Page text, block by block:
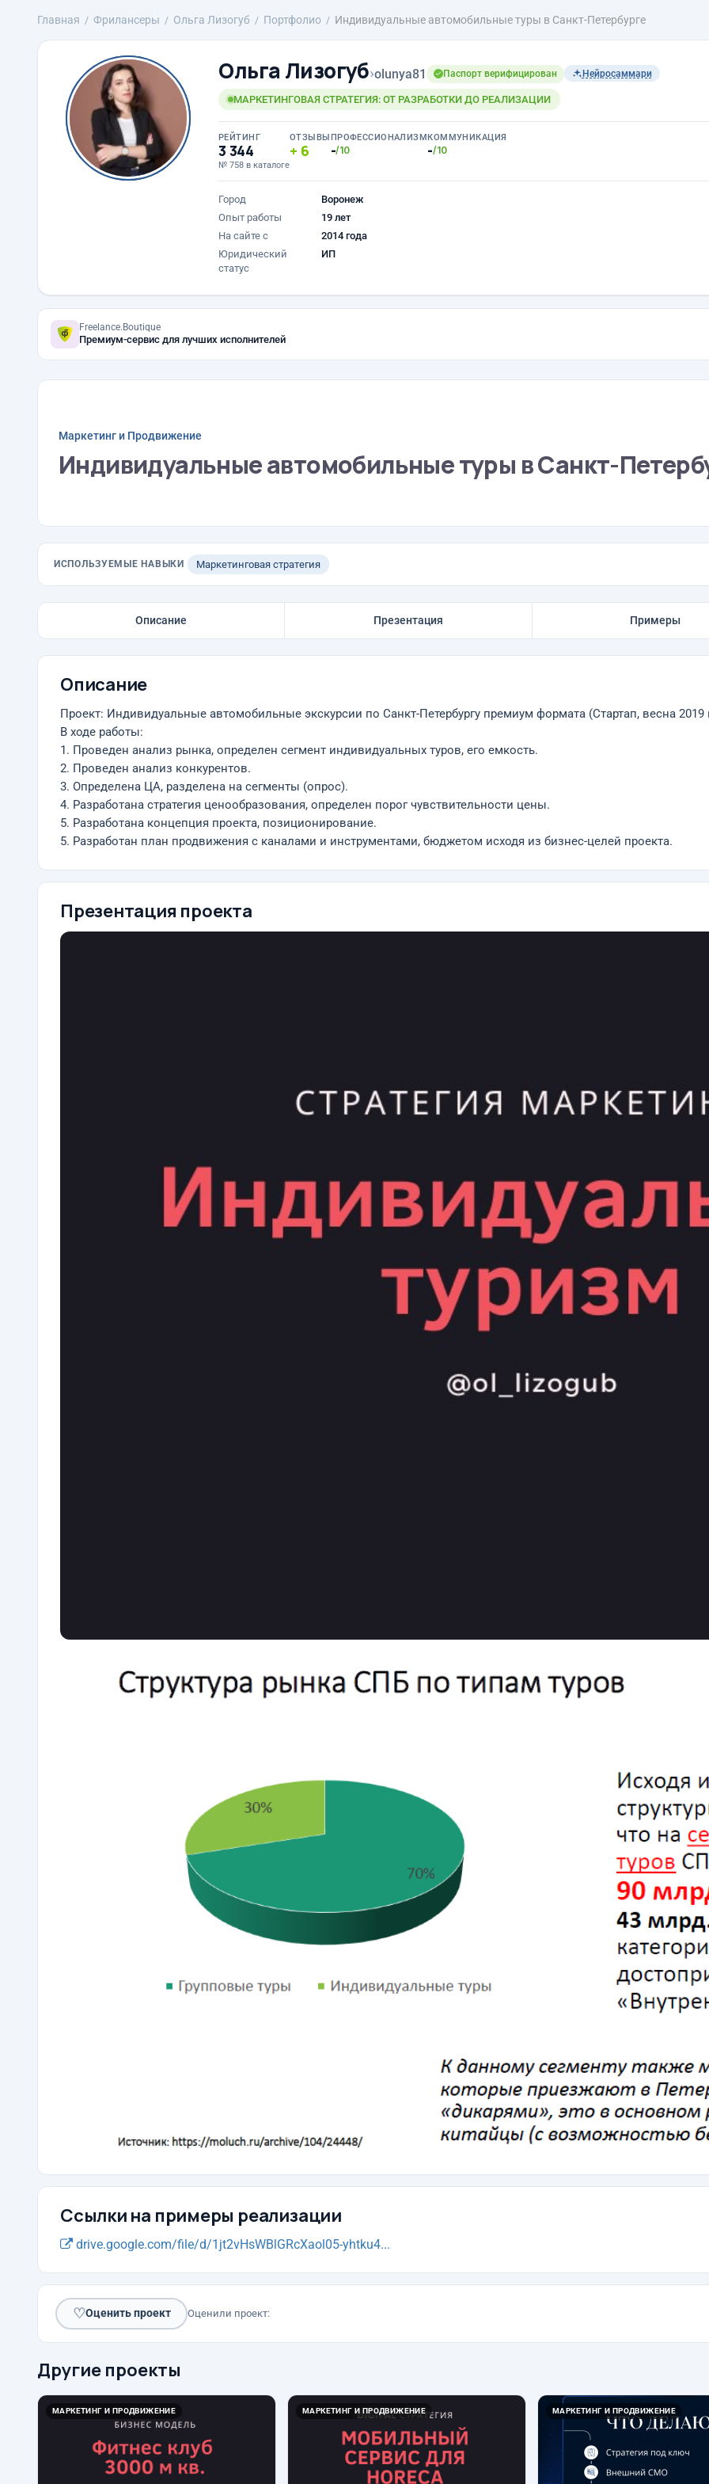
Главная Фрилансеры Ольга Лизогуб Портфолио Индивидуальные автомобильные туры в Санкт-Петербурге
Ольга Лизогуб›olunya81 Паспорт верифицирован Нейросаммари
МАРКЕТИНГОВАЯ СТРАТЕГИЯ: ОТ РАЗРАБОТКИ ДО РЕАЛИЗАЦИИ
РЕЙТИНГ
3 344
№ 758 в каталоге
ОТЗЫВЫ
6
ПРОФЕССИОНАЛИЗМ
-/10
КОММУНИКАЦИЯ
-/10
Город
Воронеж
Опыт работы
19 лет
На сайте с
2014 года
Юридический
статус
ИП
Freelance.Boutique
Премиум-сервис для лучших исполнителей
Маркетинг и Продвижение
Индивидуальные автомобильные туры в Санкт-
ИСПОЛЬЗУЕМЫЕ НАВЫКИ Маркетинговая стратегия
Описание Презентация Примеры
Описание
Проект: Индивидуальные автомобильные экскурсии по Санкт-Петербургу премиум формата (Стартап, весна 2019
В ходе работы:
1. Проведен анализ рынка, определен сегмент индивидуальных туров, его емкость.
2. Проведен анализ конкурентов.
3. Определена ЦА, разделена на сегменты (опрос).
4. Разработана стратегия ценообразования, определен порог чувствительности цены.
5. Разработана концепция проекта, позиционирование.
5. Разработан план продвижения с каналами и инструментами, бюджетом исходя из бизнес-целей проекта.
Презентация проекта
Ссылки на примеры реализации
drive.google.com/file/d/1jt2vHsWBlGRcXaol05-yhtku4...
♡Оценить проект Оценили проект:
Другие проекты
МАРКЕТИНГ И ПРОДВИЖЕНИЕ МАРКЕТИНГ И ПРОДВИЖЕНИЕ МАРКЕТИНГ И ПРОДВИЖЕНИЕ